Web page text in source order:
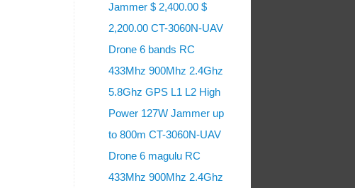
Jammer $ 2,400.00 $
2,200.00 CT-3060N-UAV
Drone 6 bands RC
433Mhz 900Mhz 2.4Ghz
5.8Ghz GPS L1 L2 High
Power 127W Jammer up
to 800m CT-3060N-UAV
Drone 6 magulu RC
433Mhz 900Mhz 2.4Ghz